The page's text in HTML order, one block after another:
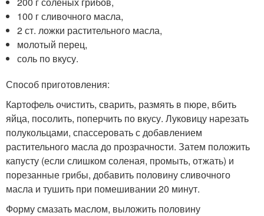
100 г сливочного масла,
2 ст. ложки растительного масла,
молотый перец,
соль по вкусу.
Способ приготовления:
Картофель очистить, сварить, размять в пюре, вбить
яйца, посолить, поперчить по вкусу. Луковицу нарезать
полукольцами, спассеровать с добавлением
растительного масла до прозрачности. Затем положить
капусту (если слишком соленая, промыть, отжать) и
порезанные грибы, добавить половину сливочного
масла и тушить при помешивании 20 минут.
Форму смазать маслом, выложить половину